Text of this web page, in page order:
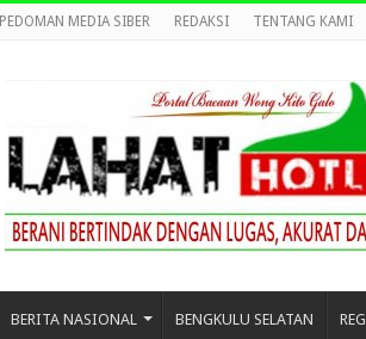
PEDOMAN MEDIA SIBER REDAKSI TENTANG KAMI
BERITA NASIONAL BENGKULU SELATAN